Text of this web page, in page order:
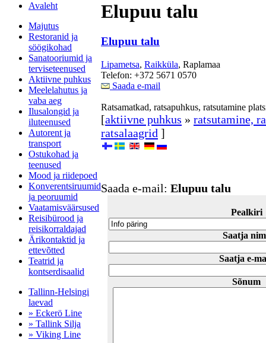
Avaleht
Majutus
Restoranid ja
söögikohad
Sanatooriumid ja
terviseteenused
Aktiivne puhkus
Meelelahutus ja
vaba aeg
Ilusalongid ja
iluteenused
Autorent ja
transport
Ostukohad ja
teenused
Mood ja riidepoed
Konverentsiruumid
ja peoruumid
Vaatamisväärsused
Reisibürood ja
reisikorraldajad
Ärikontaktid ja
ettevõtted
Teatrid ja
kontserdisaalid
Tallinn-Helsingi
laevad
» Eckerö Line
» Tallink Silja
» Viking Line
Elupuu talu
Elupuu talu
Lipametsa, Raikküla, Raplamaa
Telefon: +372 5671 0570
Saada e-mail
Ratsamatkad, ratsapuhkus, ratsutamine
[aktiivne puhkus » ratsutamine,
ratsalaagrid ]
Saada e-mail: Elupuu talu
Pealkiri
Saatja
Saatja e-
Sõnum